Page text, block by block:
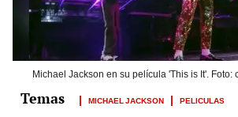
Michael Jackson en su película 'This is It'. Foto:
MICHAEL JACKSON PELICULAS